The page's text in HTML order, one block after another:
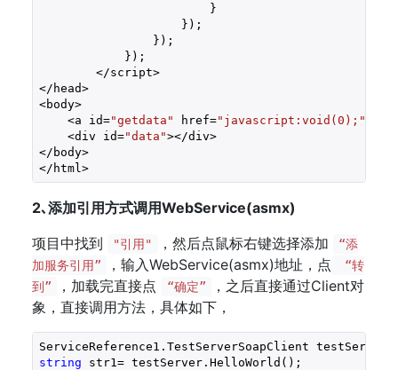
                        }
                    });
                });
            });
        </script>
</head>
<body>
    <a id=
"getdata" href="javascript:void(0);"
    <div id=
"data"></div>
</body>
</html>
2､添加引用方式调用WebService(asmx)
项目中找到
"引用" ，然后点鼠标右键选择添加
“添
加服务引用”
，输入WebService(asmx)地址，点
“转
到”
，加载完直接点 “确定”
，之后直接通过Client对
象，直接调用方法，具体如下，
ServiceReference1.TestServerSoapClient testServer
string